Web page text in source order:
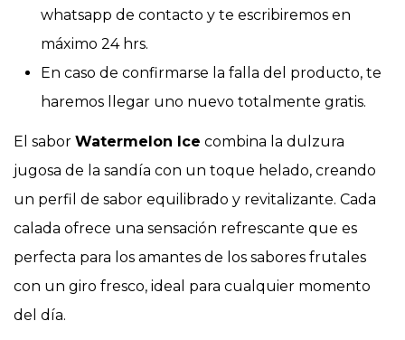
whatsapp de contacto y te escribiremos en
máximo 24 hrs.
En caso de confirmarse la falla del producto, te
haremos llegar uno nuevo totalmente gratis.
El sabor Watermelon Ice combina la dulzura
jugosa de la sandía con un toque helado, creando
un perfil de sabor equilibrado y revitalizante. Cada
calada ofrece una sensación refrescante que es
perfecta para los amantes de los sabores frutales
con un giro fresco, ideal para cualquier momento
del día.